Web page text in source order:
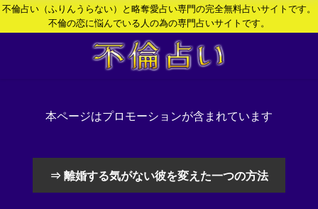
不倫占い（ふりんうらない）と略奪愛占い専門の完全無料占いサイトです。
不倫の恋に悩んでいる人の為の専門占いサイトです。
本ページはプロモーションが含まれています
⇒ 離婚する気がない彼を変えた一つの方法